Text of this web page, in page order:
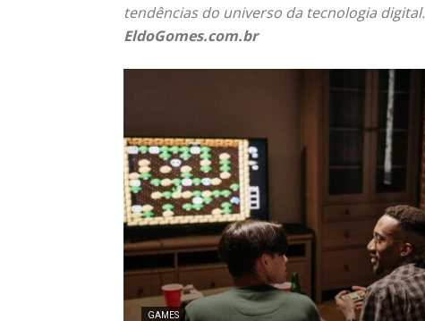
tendências do universo da tecnologia digital.
EldoGomes.com.br
GAMES